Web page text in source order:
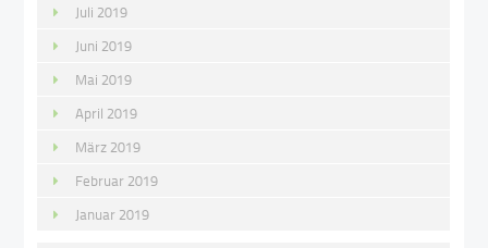
Juli 2019
Juni 2019
Mai 2019
April 2019
März 2019
Februar 2019
Januar 2019